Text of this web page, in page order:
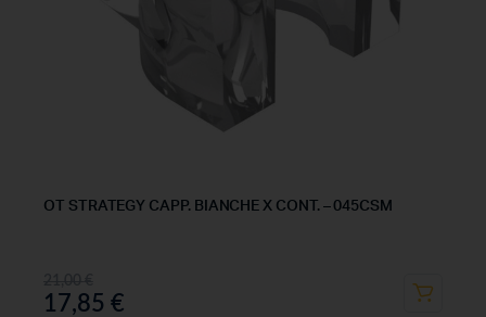
OT STRATEGY CAPP. BIANCHE X CONT. – 045CSM
17,85 €